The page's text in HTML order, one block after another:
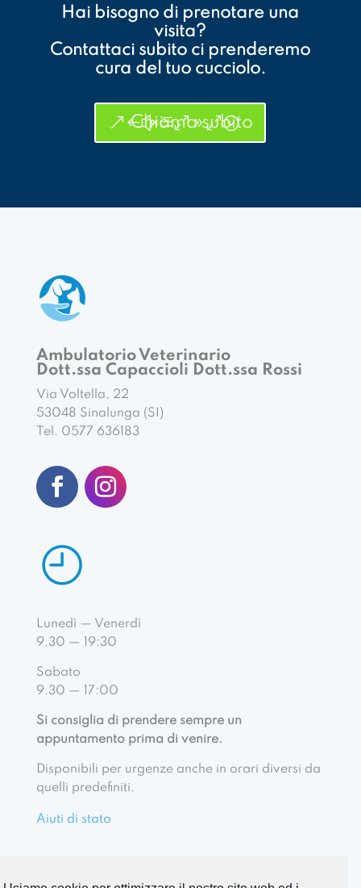
Hai bisogno di prenotare una
visita?
Contattaci subito ci prenderemo
cura del tuo cucciolo.
Chiama subito
Ambulatorio Veterinario
Dott.ssa Capaccioli Dott.ssa Rossi
Via Voltella, 22
53048 Sinalunga (SI)
Tel. 0577 636183
Lunedì — Venerdì
9.30 — 19:30
Sabato
9.30 — 17:00
Si consiglia di prendere sempre un
appuntamento prima di venire.
Disponibili per urgenze anche in orari diversi da
quelli predefiniti.
Aiuti di stato